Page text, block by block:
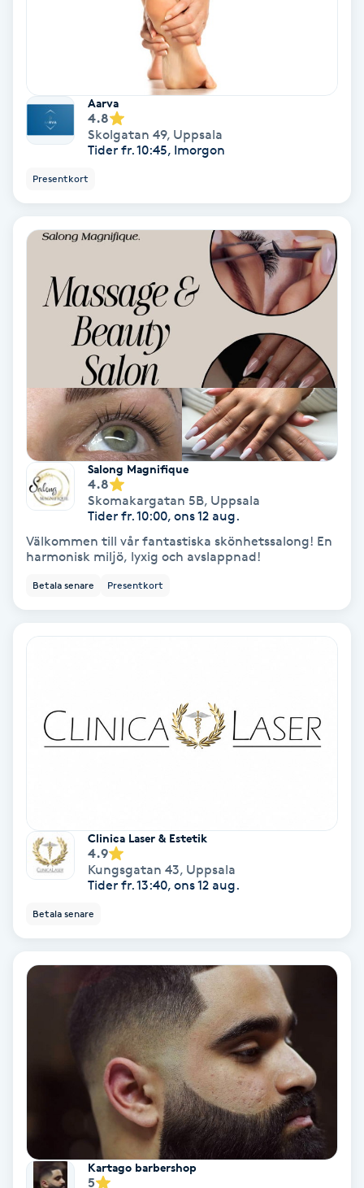
Tatueringsborttagning
Terapi
Thaimassage
Torr hårbotten
Torrborstning
Triggerpunktsmassage
Träning
Tvätt & Fön
Veterinär
Volymfransar
Yogamassage
Zonterapi
Aarva
4.8
Skolgatan 49, Uppsala
Tider fr. 10:45, Imorgon
Presentkort
Salong Magnifique
4.8
Skomakargatan 5B, Uppsala
Tider fr. 10:00, ons 12 aug.
Välkommen till vår fantastiska skönhetssalong! En
harmonisk miljö, lyxig och avslappnad!
Betala senare Presentkort
Clinica Laser & Estetik
4.9
Kungsgatan 43, Uppsala
Tider fr. 13:40, ons 12 aug.
Betala senare
Kartago barbershop
5